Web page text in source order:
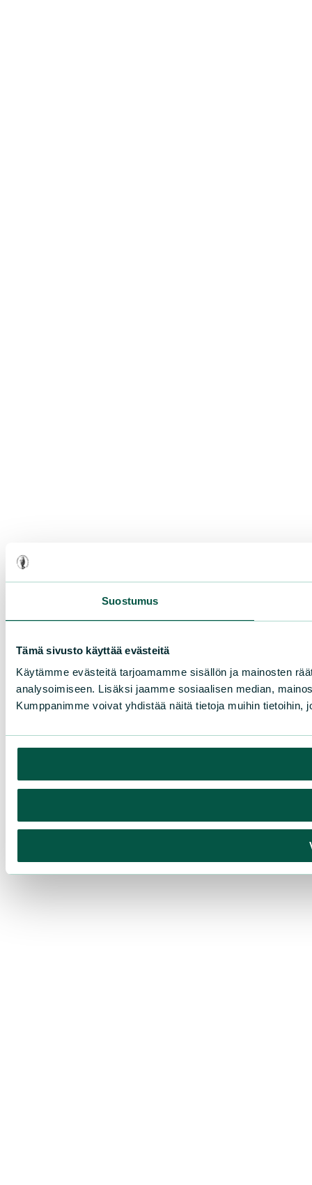
Suostumus
Tämä sivusto käyttää evästeitä
Käytämme evästeitä tarjoamamme sisällön ja mainosten
analysoimiseen. Lisäksi jaamme sosiaalisen median,
Kumppanimme voivat yhdistää näitä tietoja muihin tietoihin,